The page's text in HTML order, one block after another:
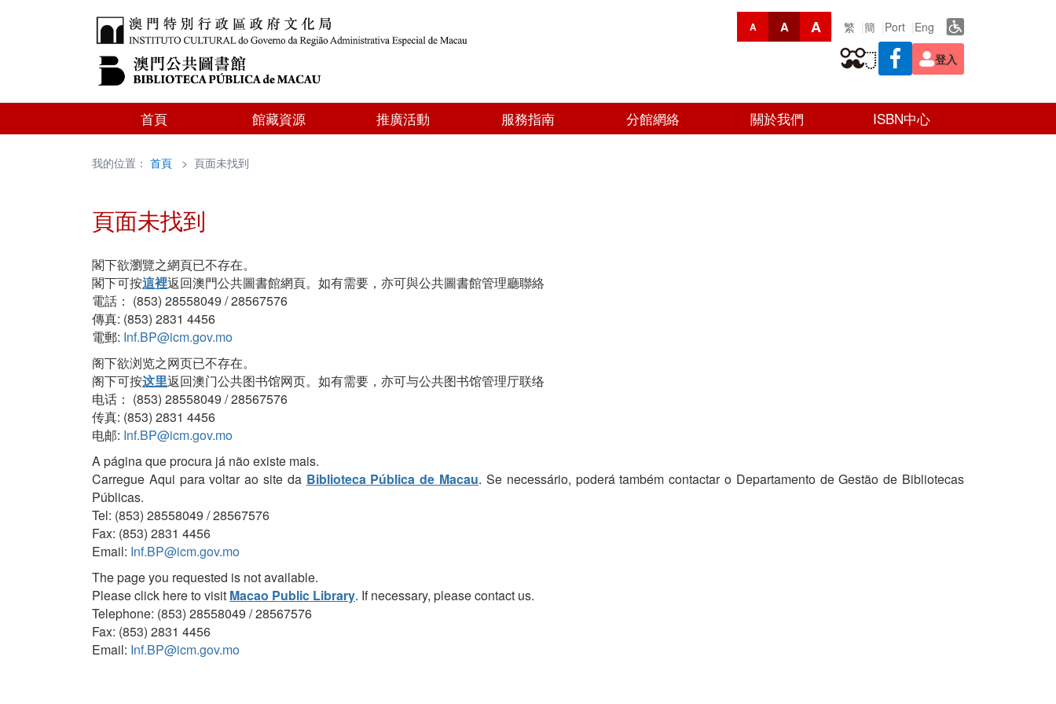
A A A 繁 簡 Port Eng
登入
首頁 館藏資源 推廣活動 服務指南 分館網絡 關於我們 ISBN中心
我的位置： 首頁 > 頁面未找到
頁面未找到
閣下欲瀏覽之網頁已不存在。
閣下可按這裡返回澳門公共圖書館網頁。如有需要，亦可與公共圖書館管理廳聯絡
電話： (853) 28558049 / 28567576
傳真: (853) 2831 4456
電郵: Inf.BP@icm.gov.mo
阁下欲浏览之网页已不存在。
阁下可按这里返回澳门公共图书馆网页。如有需要，亦可与公共图书馆管理厅联络
电话： (853) 28558049 / 28567576
传真: (853) 2831 4456
电邮: Inf.BP@icm.gov.mo
A página que procura já não existe mais.
Carregue Aqui para voltar ao site da Biblioteca Pública de Macau. Se necessário, poderá também contactar o Departamento de Gestão de Bibliotecas
Públicas.
Tel: (853) 28558049 / 28567576
Fax: (853) 2831 4456
Email: Inf.BP@icm.gov.mo
The page you requested is not available.
Please click here to visit Macao Public Library. If necessary, please contact us.
Telephone: (853) 28558049 / 28567576
Fax: (853) 2831 4456
Email: Inf.BP@icm.gov.mo